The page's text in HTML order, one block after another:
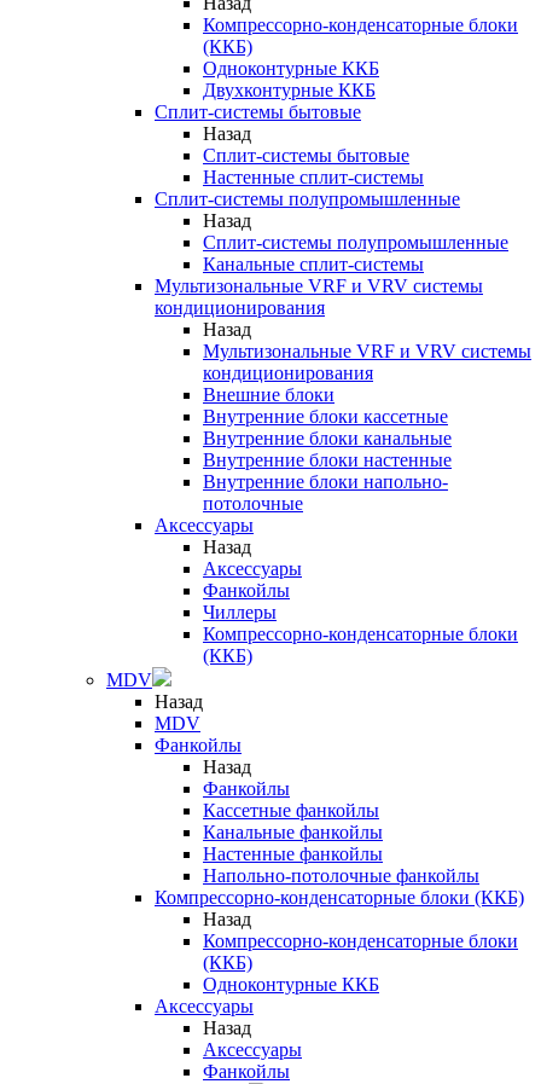
Компрессорно-конденсаторные блоки
(ККБ)
Одноконтурные ККБ
Двухконтурные ККБ
Сплит-системы бытовые
Назад
Сплит-системы бытовые
Настенные сплит-системы
Сплит-системы полупромышленные
Назад
Сплит-системы полупромышленные
Канальные сплит-системы
Мультизональные VRF и VRV системы
кондиционирования
Назад
Мультизональные VRF и VRV системы
кондиционирования
Внешние блоки
Внутренние блоки кассетные
Внутренние блоки канальные
Внутренние блоки настенные
Внутренние блоки напольно-
потолочные
Аксессуары
Назад
Аксессуары
Фанкойлы
Чиллеры
Компрессорно-конденсаторные блоки
(ККБ)
MDV
Назад
MDV
Фанкойлы
Назад
Фанкойлы
Кассетные фанкойлы
Канальные фанкойлы
Настенные фанкойлы
Напольно-потолочные фанкойлы
Компрессорно-конденсаторные блоки (ККБ)
Назад
Компрессорно-конденсаторные блоки
(ККБ)
Одноконтурные ККБ
Аксессуары
Назад
Аксессуары
Фанкойлы